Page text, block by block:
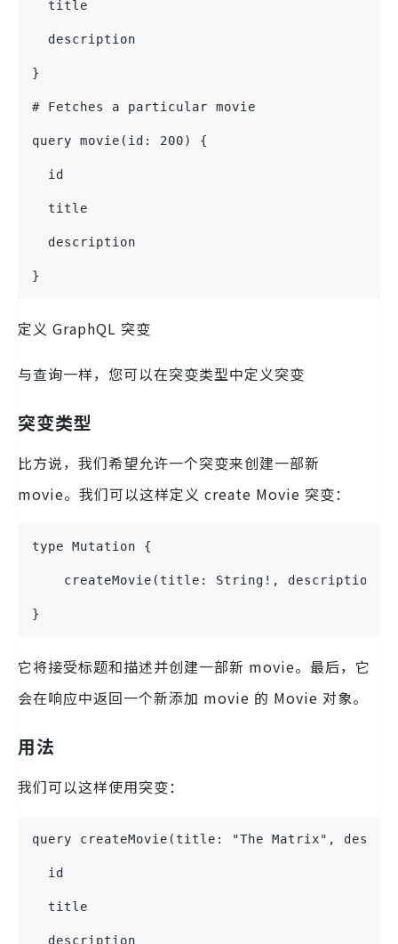
  title
  description
}
# Fetches a particular movie
query movie(id: 200) {
  id
  title
  description
}
定义 GraphQL 突变
与查询一样，您可以在突变类型中定义突变
突变类型
比方说，我们希望允许一个突变来创建一部新
movie。我们可以这样定义 create Movie 突变：
type Mutation {
createMovie(title: String!, description:
}
它将接受标题和描述并创建一部新 movie。最后，它
会在响应中返回一个新添加 movie 的 Movie 对象。
用法
我们可以这样使用突变：
query createMovie(title: "The Matrix",
  id
  title
  description